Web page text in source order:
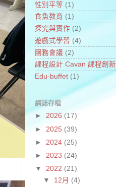
性別平等 (1)
食魚教育 (1)
探究與實作 (2)
遊戲式學習 (4)
團務會議 (2)
課程設計 Cavan 課程創新
Edu-buffet (1)
網誌存檔
► 2026 (17)
► 2025 (39)
► 2024 (25)
► 2023 (24)
▼ 2022 (21)
▼ 12月 (4)